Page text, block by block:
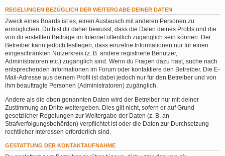
REGELUNGEN BEZÜGLICH DER WEITERGABE DEINER DATEN
Zweck eines Boards ist es, einen Austausch mit anderen Personen zu
ermöglichen. Du bist dir daher bewusst, dass die Daten deines Profils und die
von dir erstellten Beiträge im Internet öffentlich zugänglich sein können. Der
Betreiber kann jedoch festlegen, dass einzelne Informationen nur für einen
eingeschränkten Nutzerkreis (z. B. andere registrierte Benutzer,
Administratoren etc.) zugänglich sind. Wenn du Fragen dazu hast, suche nach
entsprechenden Informationen im Forum oder kontaktiere den Betreiber. Die E-
Mail-Adresse aus deinem Profil ist dabei jedoch nur für den Betreiber und von
ihm beauftragte Personen (Administratoren) zugänglich.
Andere als die oben genannten Daten wird der Betreiber nur mit deiner
Zustimmung an Dritte weitergeben. Dies gilt nicht, sofern er auf Grund
gesetzlicher Regelungen zur Weitergabe der Daten (z. B. an
Strafverfolgungsbehörden) verpflichtet ist oder die Daten zur Durchsetzung
rechtlicher Interessen erforderlich sind.
GESTATTUNG DER KONTAKTAUFNAHME